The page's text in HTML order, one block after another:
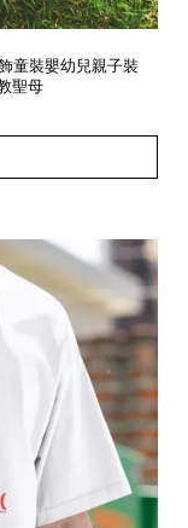
童裝嬰幼兒親子裝
聖母